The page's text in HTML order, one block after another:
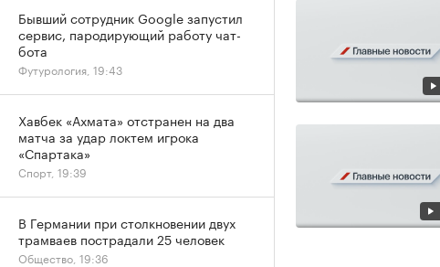
Бывший сотрудник Google запустил
сервис, пародирующий работу чат-
бота
Футурология, 19:43
Хавбек «Ахмата» отстранен на два
матча за удар локтем игрока
«Спартака»
Спорт, 19:39
В Германии при столкновении двух
трамваев пострадали 25 человек
Общество, 19:36